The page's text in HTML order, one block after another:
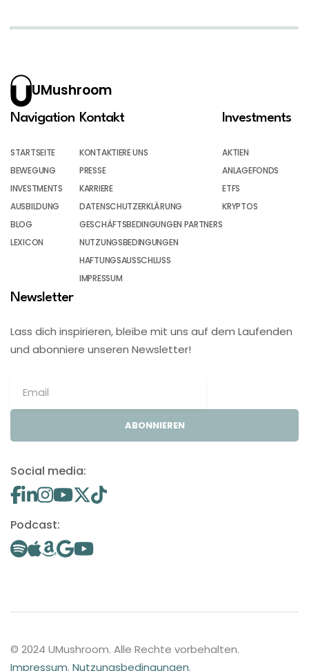
UMushroom
Navigation
STARTSEITE
BEWEGUNG
INVESTMENTS
AUSBILDUNG
BLOG
LEXICON
Kontakt
KONTAKTIERE UNS
PRESSE
KARRIERE
DATENSCHUTZERKLÄRUNG
GESCHÄFTSBEDINGUNGEN PARTNERS
NUTZUNGSBEDINGUNGEN
HAFTUNGSAUSSCHLUSS
IMPRESSUM
Investments
AKTIEN
ANLAGEFONDS
ETFS
KRYPTOS
Newsletter
Lass dich inspirieren, bleibe mit uns auf dem Laufenden
und abonniere unseren Newsletter!
ABONNIEREN
Social media:
Podcast:
© 2024 UMushroom. Alle Rechte vorbehalten.
Impressum. Nutzungsbedingungen.